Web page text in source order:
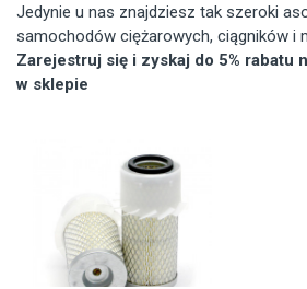
Jedynie u nas znajdziesz tak szeroki
samochodów ciężarowych, ciągników i
Zarejestruj się i zyskaj do 5% rabatu
w sklepie